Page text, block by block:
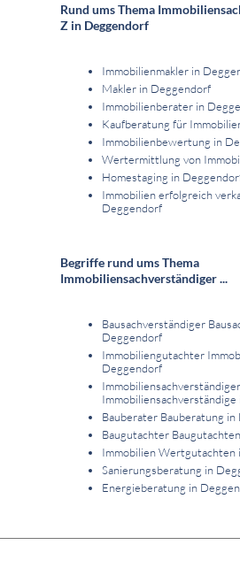
Rund ums Thema
Z in Deggendorf
Immobilienmakler in
Makler in Deggendorf
Immobilienberater in
Kaufberatung für
Immobilienbewertung in
Wertermittlung von
Homestaging in
Immobilien erfolgreich
Deggendorf
Begriffe rund ums Thema
Immobiliensachverständiger ...
Bausachverständiger
Deggendorf
Immobiliengutachter
Deggendorf
Immobiliensachverständiger
Bauberater Bauberatung
Baugutachter
Immobilien Wertgutachten
Sanierungsberatung in
Energieberatung in